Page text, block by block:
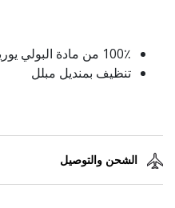
100٪ من مادة البولي يوريثين
تنظيف بمنديل مبلل
الشحن والتوصيل